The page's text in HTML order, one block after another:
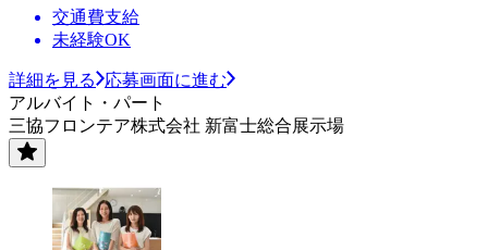
交通費支給
未経験OK
詳細を見る
応募画面に進む
アルバイト・パート
三協フロンテア株式会社 新富士総合展示場